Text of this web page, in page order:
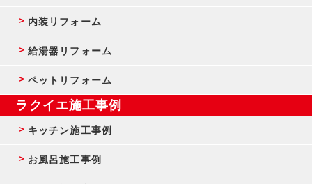
内装リフォーム
給湯器リフォーム
ペットリフォーム
ラクイエ施工事例
キッチン施工事例
お風呂施工事例